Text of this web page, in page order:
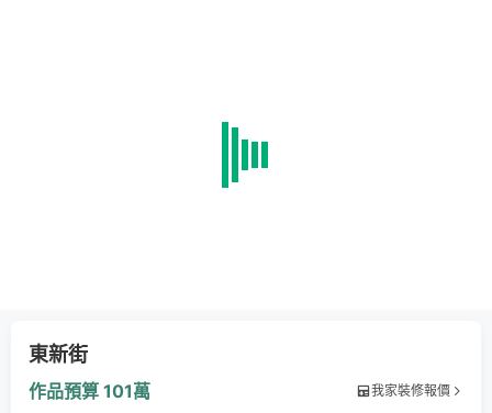
東新街
作品預算 101萬 我家裝修報價